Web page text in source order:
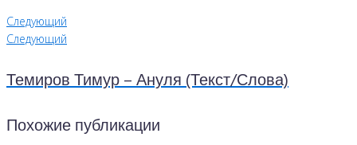
Следующий
Следующий
Темиров Тимур – Ануля (Текст/Слова)
Похожие публикации